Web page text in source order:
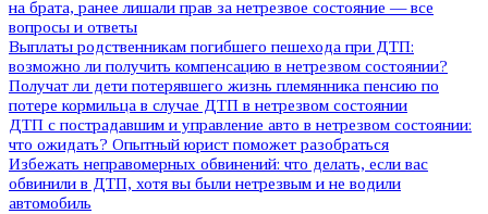
на брата, ранее лишали прав за нетрезвое состояние — все
вопросы и ответы
Выплаты родственникам погибшего пешехода при ДТП:
возможно ли получить компенсацию в нетрезвом состоянии?
Получат ли дети потерявшего жизнь племянника пенсию по
потере кормильца в случае ДТП в нетрезвом состоянии
ДТП с пострадавшим и управление авто в нетрезвом состоянии:
что ожидать? Опытный юрист поможет разобраться
Избежать неправомерных обвинений: что делать, если вас
обвинили в ДТП, хотя вы были нетрезвым и не водили
автомобиль